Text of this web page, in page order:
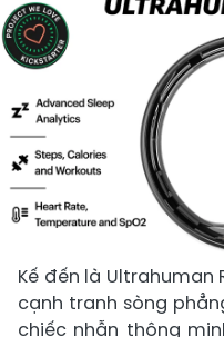
Kế đến là Ultrahuman
cạnh tranh sòng
chiếc nhẫn thông